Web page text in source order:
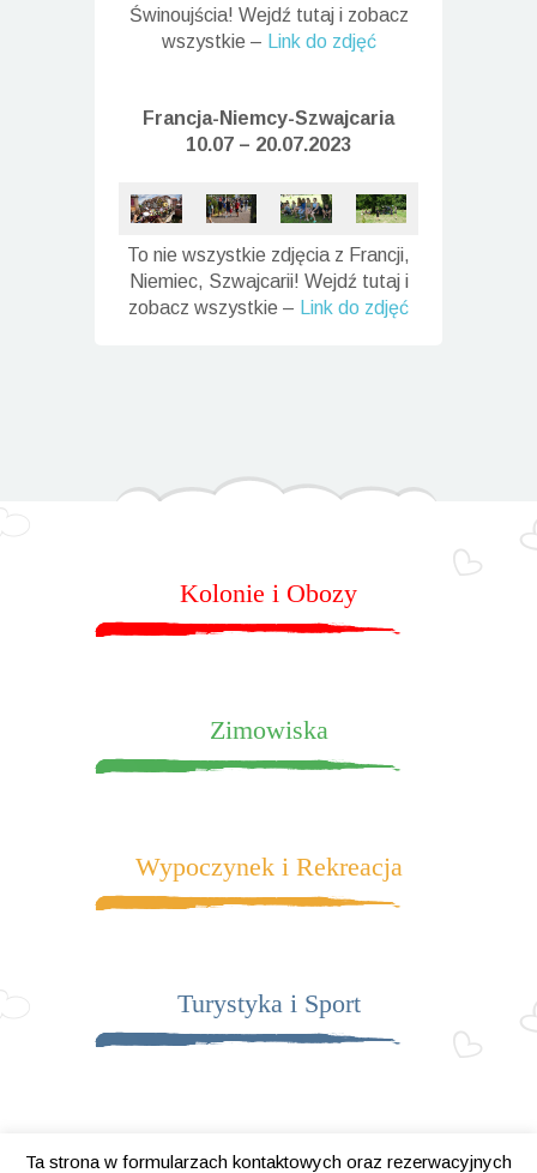
Świnoujścia! Wejdź tutaj i zobacz
wszystkie –
Link do zdjęć
Francja-Niemcy-Szwajcaria
10.07 – 20.07.2023
To nie wszystkie zdjęcia z Francji,
Niemiec, Szwajcarii! Wejdź tutaj i
zobacz wszystkie –
Link do zdjęć
Kolonie i Obozy
Zimowiska
Wypoczynek i Rekreacja
Turystyka i Sport
Ta strona w formularzach kontaktowych oraz rezerwacyjnych